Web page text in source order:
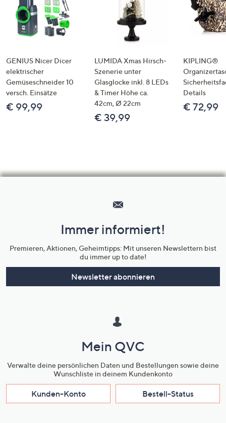
GENIUS Nicer Dicer
elektrischer
Gemüseschneider 10
versch. Einsätze
€ 99,99
LUMIDA Xmas Hirsch-
Szenerie unter
Glasglocke inkl. 8 LEDs
& Timer Höhe ca.
42cm, Ø 22cm
€ 39,99
KIPLING®
Details
€ 72,99
Unternehmensinformationen
Immer informiert!
Premieren, Aktionen, Geheimtipps: Mit unseren Newslettern bist
du immer up to date!
Newsletter abonnieren
Mein QVC
Verwalte deine persönlichen Daten und Bestellungen sowie deine
Wunschliste in deinem Kundenkonto
Kunden-Konto Bestell-Status